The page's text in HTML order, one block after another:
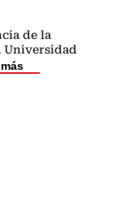
de la
Universidad